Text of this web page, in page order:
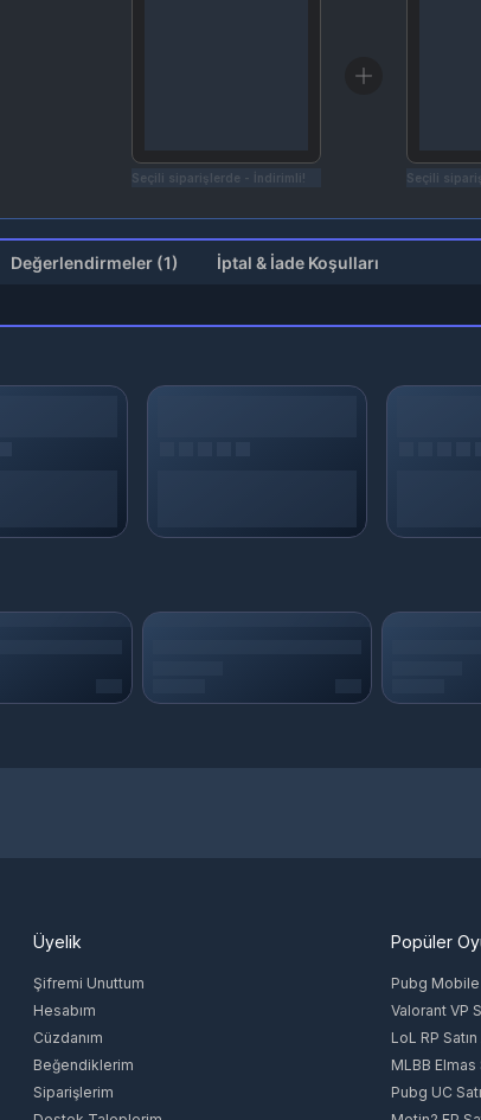
Seçili siparişlerde - İndirimli! Seçili
Değerlendirmeler (1) İptal & İade Koşulları
Üyelik
Şifremi Unuttum
Hesabım
Cüzdanım
Beğendiklerim
Siparişlerim
Popüler
Pubg Mobile
Valorant VP
LoL RP Satın
MLBB Elmas
Pubg UC